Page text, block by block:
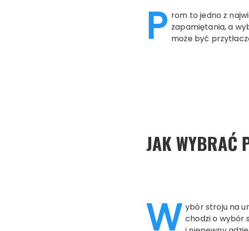
P rom to jedno z
zapamiętania, a
może być
JAK WYBRAĆ
W ybór stroju na
chodzi o wybór